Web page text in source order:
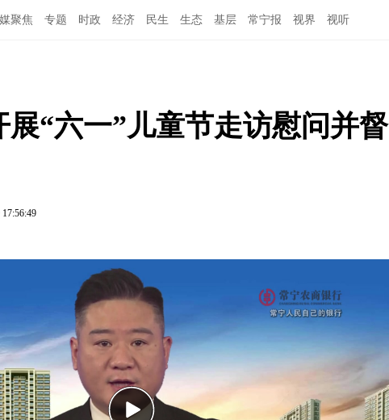
聚焦 专题 时政 经济 民生 生态 基层 常宁报 视界 视听
展“六一”儿童节走访慰问并督